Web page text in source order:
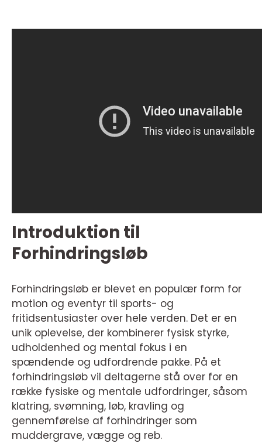
Introduktion til
Forhindringsløb
Forhindringsløb er blevet en populær form for
motion og eventyr til sports- og
fritidsentusiaster over hele verden. Det er en
unik oplevelse, der kombinerer fysisk styrke,
udholdenhed og mental fokus i en
spændende og udfordrende pakke. På et
forhindringsløb vil deltagerne stå over for en
række fysiske og mentale udfordringer, såsom
klatring, svømning, løb, kravling og
gennemførelse af forhindringer som
muddergrave, vægge og reb.